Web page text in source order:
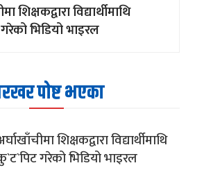
शिक्षकद्वारा विद्यार्थीमाथि
भिडियो भाइरल
पोष्ट भएका
शिक्षकद्वारा विद्यार्थीमाथि
गरेको भिडियो भाइरल